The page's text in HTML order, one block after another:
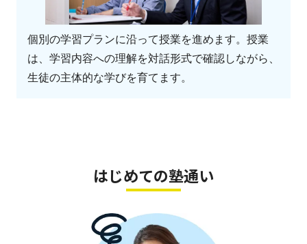
個別の学習プランに沿って授業を進めます。授業
は、学習内容への理解を対話形式で確認しながら、
生徒の主体的な学びを育てます。
はじめての塾通い